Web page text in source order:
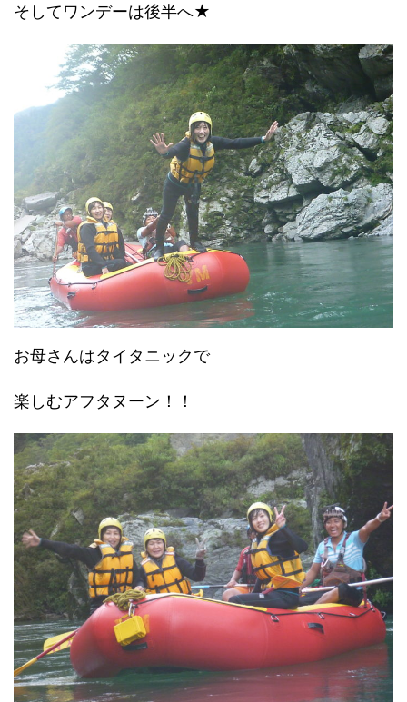
そしてワンデーは後半へ★
お母さんはタイタニックで
楽しむアフタヌーン！！